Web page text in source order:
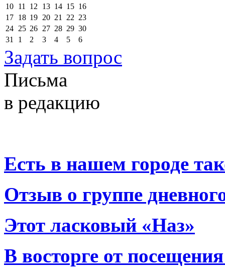
10 11 12 13 14 15 16
17 18 19 20 21 22 23
24 25 26 27 28 29 30
31
1 2 3 4 5 6
Задать вопрос
Письма
в редакцию
Есть в нашем городе
Отзыв о группе
Этот ласковый «Наз»
В восторге от